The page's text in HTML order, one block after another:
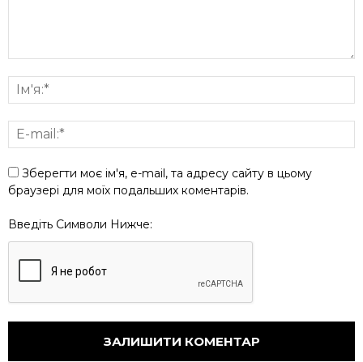
Зберегти моє ім'я, e-mail, та адресу сайту в цьому
браузері для моїх подальших коментарів.
Введіть Символи Нижче: